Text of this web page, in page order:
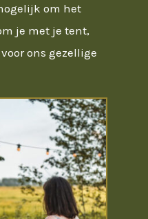
om het
je met je tent,
ons gezellige